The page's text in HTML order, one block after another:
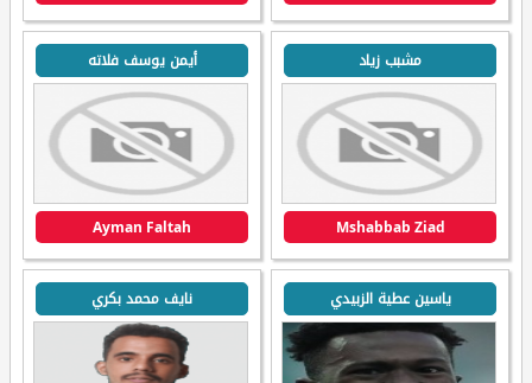
مشبب زياد
Mshabbab Ziad
أيمن يوسف فلاته
Ayman Faltah
ياسين عطية الزبيدي نايف محمد بكري